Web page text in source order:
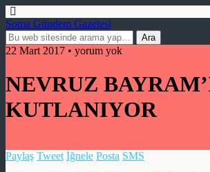
Soma Gündem Gazetesi
22 Mart 2017 • yorum yok
NEVRUZ
KUTLANIYOR
Paylaş Tweet İğnele Posta SMS